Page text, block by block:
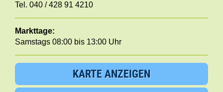
Tel. 040 / 428 91 4210
Markttage:
Samstags 08:00 bis 13:00 Uhr
KARTE ANZEIGEN